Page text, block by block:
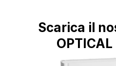
Scarica il
OPTICAL